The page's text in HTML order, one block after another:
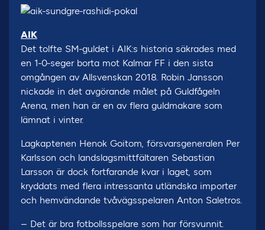
AIK
Det tolfte SM-guldet i AIK:s historia säkrades med
en 1-0-seger borta mot Kalmar FF i den sista
omgången av Allsvenskan 2018. Robin Jansson
nickade in det avgörande målet på Guldfågeln
Arena, men han är en av flera guldmakare som
lämnat i vinter.
Lagkaptenen Henok Goitom, försvarsgeneralen Per
Karlsson och landslagsmittfältaren Sebastian
Larsson är dock fortfarande kvar i laget, som
kryddats med flera intressanta utländska importer
och hemvändande tvåvägsspelaren Anton Saletros.
– Det är bra fotbollsspelare som har försvunnit.